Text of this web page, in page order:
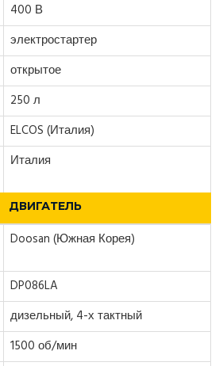
400 В
электростартер
открытое
250 л
ELCOS (Италия)
Италия
ДВИГАТЕЛЬ
Doosan (Южная Корея)
DP086LA
дизельный, 4-х тактный
1500 об/мин